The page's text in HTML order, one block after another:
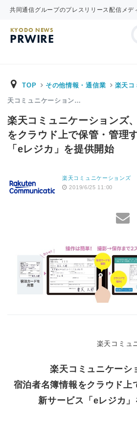
共同通信グループのプレスリリース配信メデ
KYODO NEWS
PRWIRE
TOP その他情報・通信業 楽天コ
天コミュニケーション…
楽天コミュニケーションズ
をクラウド上で保管・管理
「eレジカ」を提供開始
楽天コミュニケーションズ
2019/6/25 11:00
楽天コミュ
楽天コミュニケーシ
宿泊者名簿情報をクラウド上
新サービス「eレジカ